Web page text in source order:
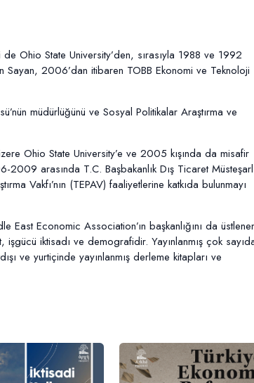
Ohio State University’den, sırasıyla 1988 ve 1992
Sayan, 2006’dan itibaren TOBB Ekonomi ve Teknoloji
müdürlüğünü ve Sosyal Politikalar Araştırma ve
Ohio State University’e ve 2005 kışında da misafir
arasında T.C. Başbakanlık Dış Ticaret
Vakfı’nın (TEPAV) faaliyetlerine katkıda bulunmayı
Economic Association’ın başkanlığını da
işgücü iktisadı ve demografidir. Yayınlanmış çok
ve yurtiçinde yayınlanmış derleme kitapları ve